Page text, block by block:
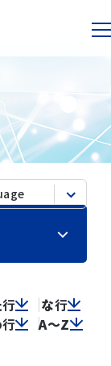
行 な行
行
A～Z